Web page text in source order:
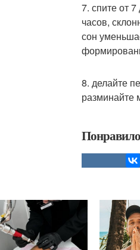
7. спите от
часов,
сон
8. делайте
разминайте